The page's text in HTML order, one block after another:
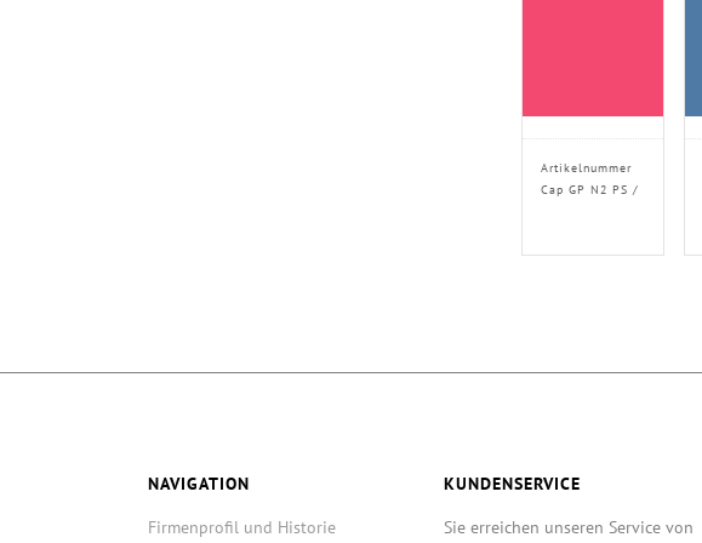
Artikelnummer
Cap GP N2 PS /
NAVIGATION
Firmenprofil und Historie
KUNDENSERVICE
Sie erreichen unseren Service von